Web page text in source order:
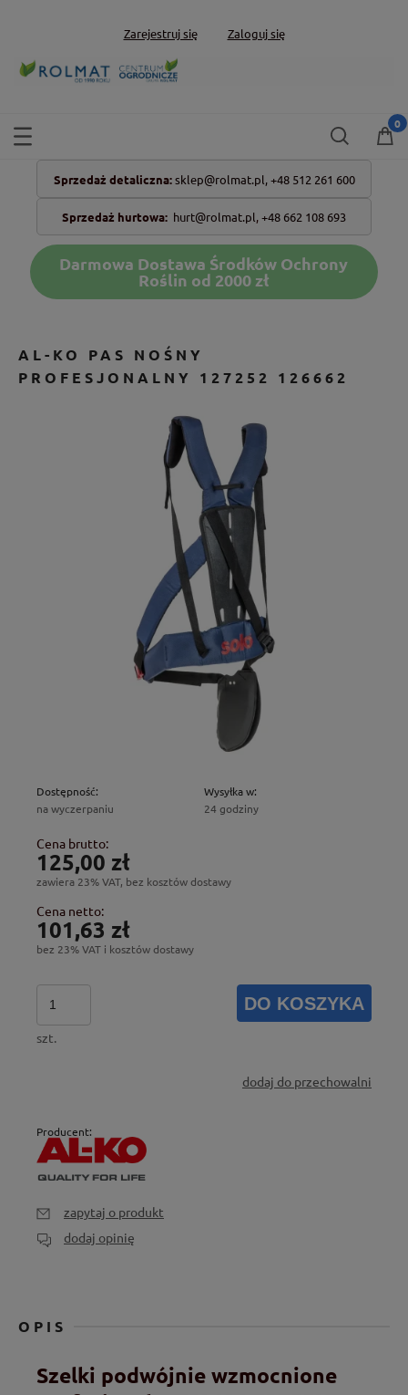
Zarejestruj się Zaloguj się
Sprzedaż detaliczna: sklep@rolmat.pl, +48 512 261 600
Sprzedaż hurtowa: hurt@rolmat.pl,+48 662 108 693
Darmowa Dostawa Środków Ochrony
Roślin od 2000 zł
AL-KO PAS NOŚNY
PROFESJONALNY 127252 126662
Dostępność:
na wyczerpaniu
Wysyłka w:
24 godziny
Cena brutto:
125,00 zł
zawiera 23% VAT, bez kosztów dostawy
Cena netto:
101,63 zł
bez 23% VAT i kosztów dostawy
szt.
DO KOSZYKA
dodaj do przechowalni
Producent:
zapytaj o produkt
dodaj opinię
OPIS
Szelki podwójnie wzmocnione